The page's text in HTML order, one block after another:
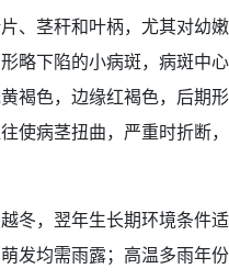
、茎秆和叶柄，尤其对幼
略下陷的小病斑，病斑中
褐色，边缘红褐色，后期
使病茎扭曲，严重时折断
冬，翌年生长期环境条件
发均需雨露；高温多雨年